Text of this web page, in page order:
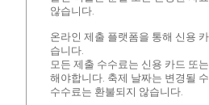
않습니다.
온라인 제출 플랫폼을 통해 신용
습니다.
모든 제출 수수료는 신용 카드 또
해야합니다. 축제 날짜는 변경될
수수료는 환불되지 않습니다.